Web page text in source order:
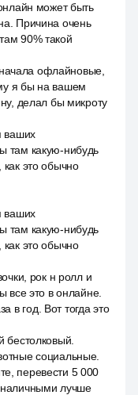
может быть
Причина очень
90% такой
офлайновые,
я бы на вашем
делал бы микроту
ваших
там какую-нибудь
как это обычно
ваших
там какую-нибудь
как это обычно
рок н ролл и
все это в онлайне.
год. Вот тогда это
бестолковый.
социальные.
перевести 5 000
наличными лучше